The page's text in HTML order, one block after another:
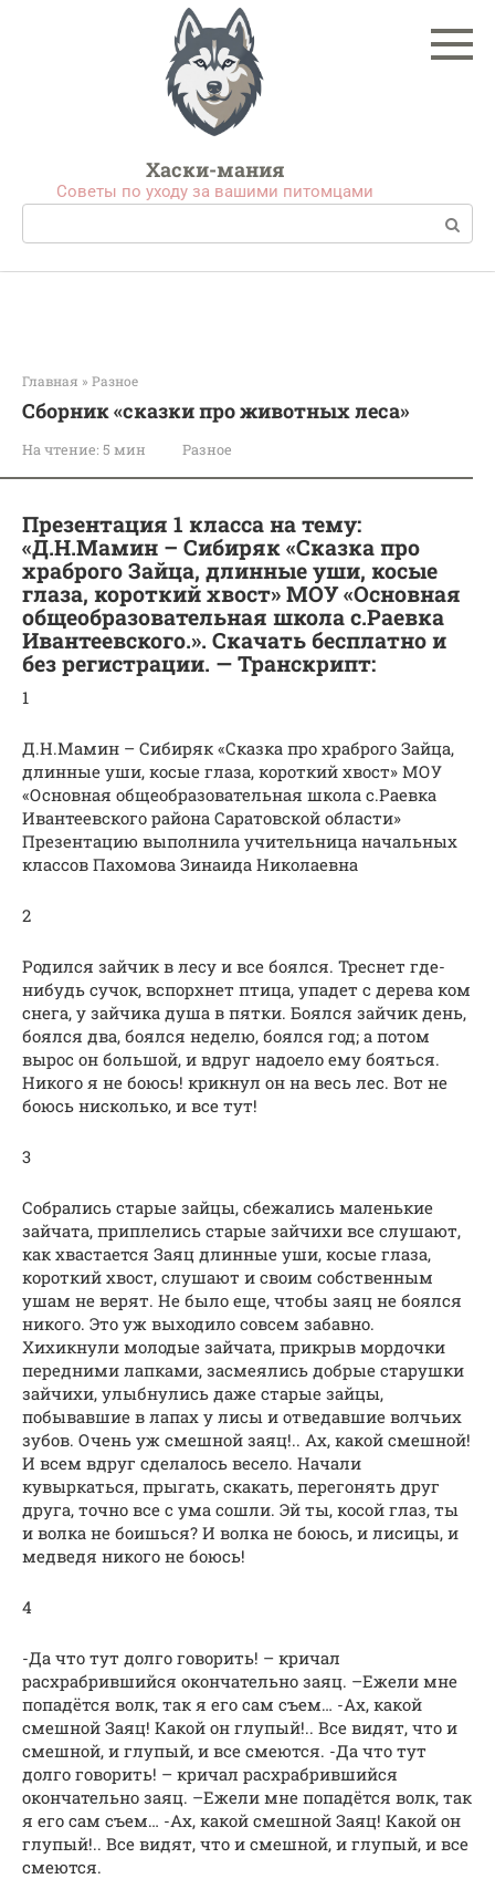
Хаски-мания
Советы по уходу за вашими питомцами
Поиск:
Главная » Разное
Сборник «сказки про животных леса»
На чтение: 5 мин Разное
Презентация 1 класса на тему:
«Д.Н.Мамин – Сибиряк «Сказка про
храброго Зайца, длинные уши, косые
глаза, короткий хвост» МОУ «Основная
общеобразовательная школа с.Раевка
Ивантеевского.». Скачать бесплатно и
без регистрации. — Транскрипт:
1
Д.Н.Мамин – Сибиряк «Сказка про храброго Зайца,
длинные уши, косые глаза, короткий хвост» МОУ
«Основная общеобразовательная школа с.Раевка
Ивантеевского района Саратовской области»
Презентацию выполнила учительница начальных
классов Пахомова Зинаида Николаевна
2
Родился зайчик в лесу и все боялся. Треснет где-
нибудь сучок, вспорхнет птица, упадет с дерева ком
снега, у зайчика душа в пятки. Боялся зайчик день,
боялся два, боялся неделю, боялся год; а потом
вырос он большой, и вдруг надоело ему бояться.
Никого я не боюсь! крикнул он на весь лес. Вот не
боюсь нисколько, и все тут!
3
Собрались старые зайцы, сбежались маленькие
зайчата, приплелись старые зайчихи все слушают,
как хвастается Заяц длинные уши, косые глаза,
короткий хвост, слушают и своим собственным
ушам не верят. Не было еще, чтобы заяц не боялся
никого. Это уж выходило совсем забавно.
Хихикнули молодые зайчата, прикрыв мордочки
передними лапками, засмеялись добрые старушки
зайчихи, улыбнулись даже старые зайцы,
побывавшие в лапах у лисы и отведавшие волчьих
зубов. Очень уж смешной заяц!.. Ах, какой смешной!
И всем вдруг сделалось весело. Начали
кувыркаться, прыгать, скакать, перегонять друг
друга, точно все с ума сошли. Эй ты, косой глаз, ты
и волка не боишься? И волка не боюсь, и лисицы, и
медведя никого не боюсь!
4
-Да что тут долго говорить! – кричал
расхрабрившийся окончательно заяц. –Ежели мне
попадётся волк, так я его сам съем… -Ах, какой
смешной Заяц! Какой он глупый!.. Все видят, что и
смешной, и глупый, и все смеются. -Да что тут
долго говорить! – кричал расхрабрившийся
окончательно заяц. –Ежели мне попадётся волк, так
я его сам съем… -Ах, какой смешной Заяц! Какой он
глупый!.. Все видят, что и смешной, и глупый, и все
смеются.